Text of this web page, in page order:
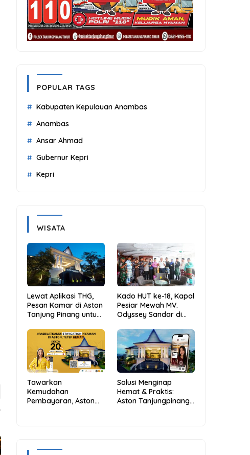
POPULAR TAGS
Kabupaten Kepulauan Anambas
Anambas
Ansar Ahmad
Gubernur Kepri
Kepri
WISATA
Lewat Aplikasi THG,
Pesan Kamar di Aston
Tanjung Pinang untuk
Lebih Praktis dan
Kado HUT ke-18, Kapal
Pesiar Mewah MV.
Odyssey Sandar di
Aneng: Anambas Siap
Mendunia
Tawarkan
Kemudahan
Pembayaran, Aston
Solusi Menginap
Hemat & Praktis:
Aston Tanjungpinang